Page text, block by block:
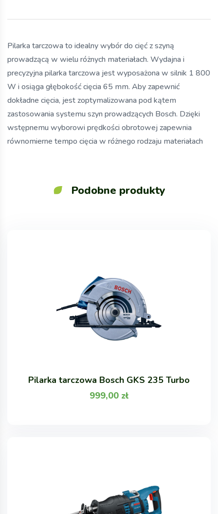
Pilarka tarczowa to idealny wybór do cięć z szyną
prowadzącą w wielu różnych materiałach. Wydajna i
precyzyjna pilarka tarczowa jest wyposażona w silnik 1 800
W i osiąga głębokość cięcia 65 mm. Aby zapewnić
dokładne cięcia, jest zoptymalizowana pod kątem
zastosowania systemu szyn prowadzących Bosch. Dzięki
wstępnemu wyborowi prędkości obrotowej zapewnia
równomierne tempo cięcia w różnego rodzaju materiałach
Podobne produkty
Pilarka tarczowa Bosch GKS 235 Turbo
999,00 zł